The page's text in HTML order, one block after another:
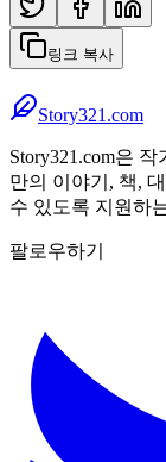
링크 복사
Story321.com
Story321.com은
만의 이야기, 책,
수 있도록 지원하
팔로우하기